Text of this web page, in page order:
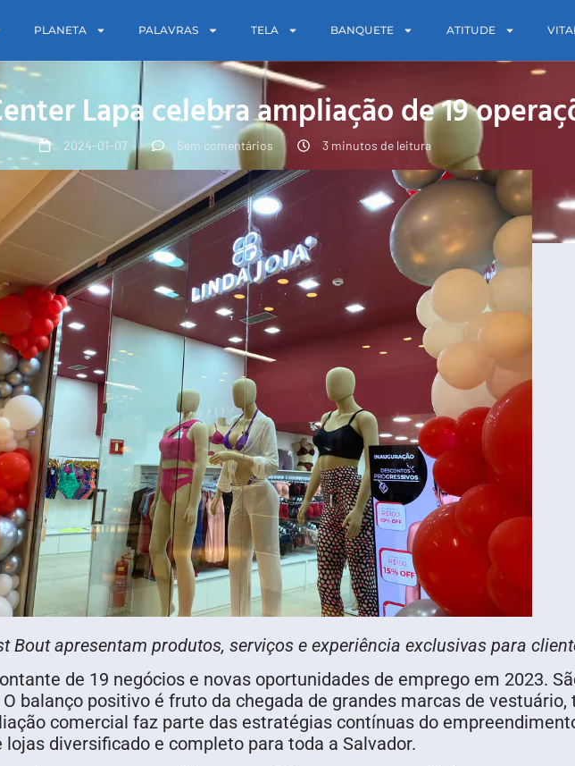
PLANETA PALAVRAS TELA BANQUETE ATITUDE
Lapa celebra ampliação de 19
2024-01-07 Sem comentários 3 minutos de leitura
Bout apresentam produtos, serviços e experiência exclusivas para
de 19 negócios e novas oportunidades de emprego em 2023.
balanço positivo é fruto da chegada de grandes marcas de
comercial faz parte das estratégias contínuas do
diversificado e completo para toda a Salvador.